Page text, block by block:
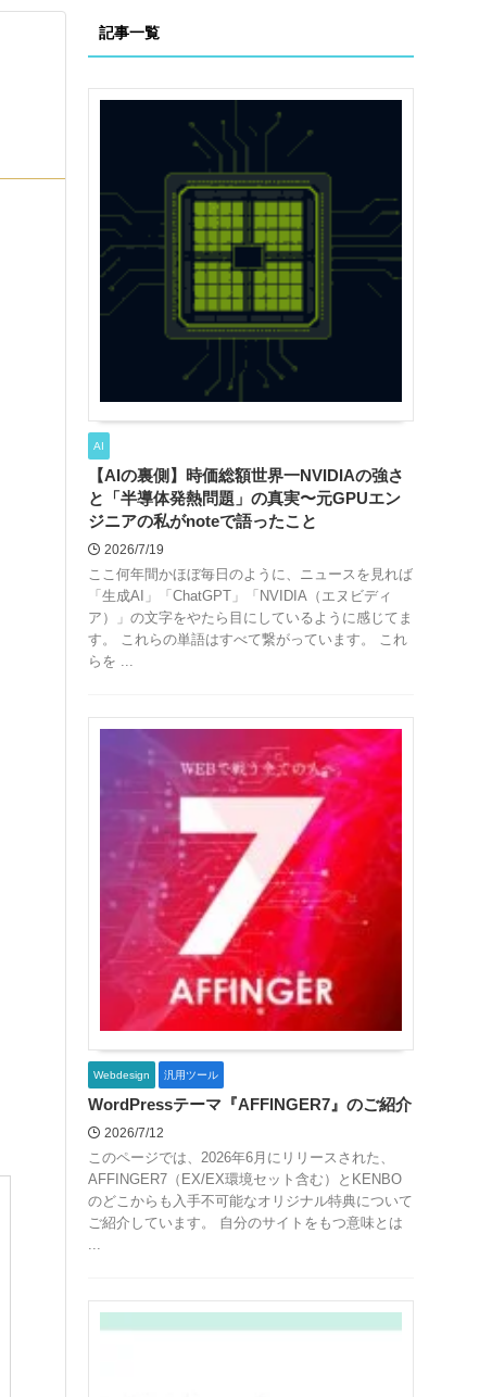
記事一覧
AI
【AIの裏側】時価総額世界一NVIDIAの強さ
と「半導体発熱問題」の真実〜元GPUエン
ジニアの私がnoteで語ったこと
2026/7/19
ここ何年間かほぼ毎日のように、ニュースを見れば
「生成AI」「ChatGPT」「NVIDIA（エヌビディ
ア）」の文字をやたら目にしているように感じてま
す。 これらの単語はすべて繋がっています。 これ
らを ...
Webdesign 汎用ツール
WordPressテーマ『AFFINGER7』のご紹介
2026/7/12
このページでは、2026年6月にリリースされた、
AFFINGER7（EX/EX環境セット含む）とKENBO
のどこからも入手不可能なオリジナル特典について
ご紹介しています。 自分のサイトをもつ意味とは
...